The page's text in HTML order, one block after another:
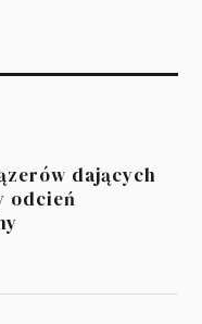
dających
odcień